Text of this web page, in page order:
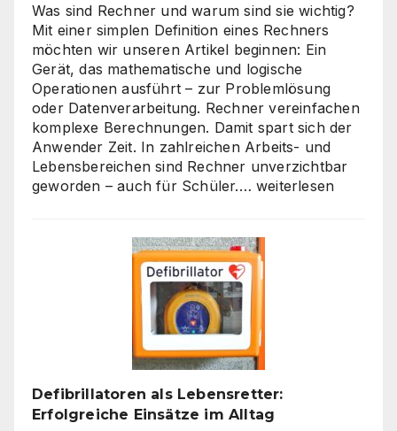
Was sind Rechner und warum sind sie wichtig?
Mit einer simplen Definition eines Rechners
möchten wir unseren Artikel beginnen: Ein
Gerät, das mathematische und logische
Operationen ausführt – zur Problemlösung
oder Datenverarbeitung. Rechner vereinfachen
komplexe Berechnungen. Damit spart sich der
Anwender Zeit. In zahlreichen Arbeits- und
Lebensbereichen sind Rechner unverzichtbar
geworden – auch für Schüler.… Die
Rechner:
Von
Hardware
Online-
Tools
weiterlesen
Defibrillatoren als Lebensretter:
Erfolgreiche Einsätze im Alltag